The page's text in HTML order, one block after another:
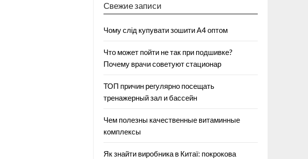
Свежие записи
Чому слід купувати зошити А4 оптом
Что может пойти не так при подшивке?
Почему врачи советуют стационар
ТОП причин регулярно посещать
тренажерный зал и бассейн
Чем полезны качественные витаминные
комплексы
Як знайти виробника в Китаї: покрокова